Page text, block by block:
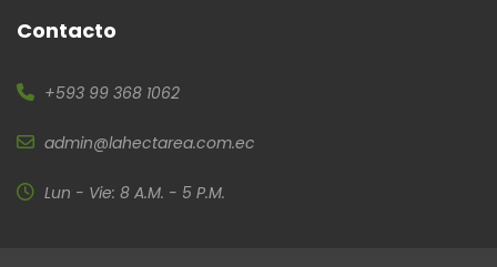
Contacto
+593 99 368 1062
admin@lahectarea.com.ec
Lun - Vie: 8 A.M. - 5 P.M.